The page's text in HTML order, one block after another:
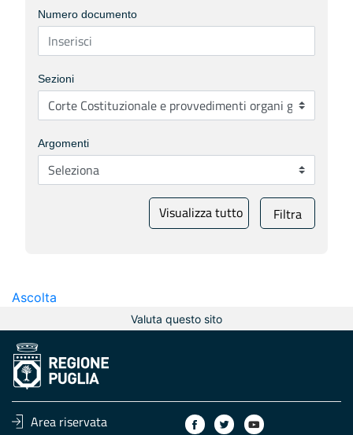
Numero documento
Sezioni
Argomenti
Visualizza tutto Filtra
Ascolta
Valuta questo sito
Area riservata